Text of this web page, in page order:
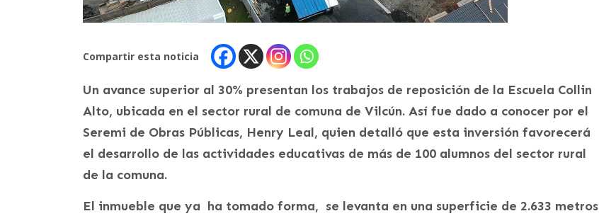
Compartir esta noticia
Un avance superior al 30% presentan los trabajos de reposición de la Escuela Collin
Alto, ubicada en el sector rural de comuna de Vilcún. Así fue dado a conocer por el
Seremi de Obras Públicas, Henry Leal, quien detalló que esta inversión favorecerá
el desarrollo de las actividades educativas de más de 100 alumnos del sector rural
de la comuna.
El inmueble que ya ha tomado forma, se levanta en una superficie de 2.633 metros